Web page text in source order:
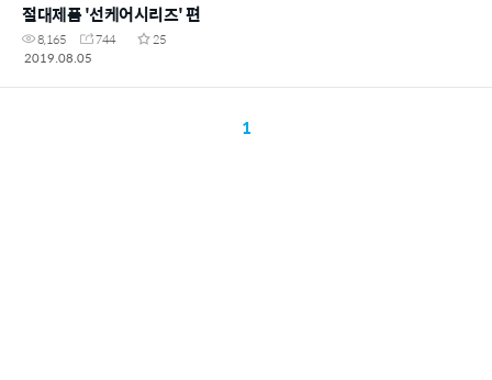
절대제품 '선케어시리즈' 편
8,165 744
25
2019.08.05
1